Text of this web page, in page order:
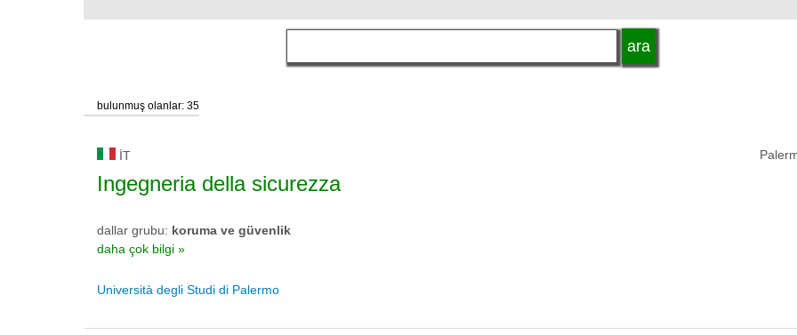
bulunmuş olanlar: 35
IT
Ingegneria della sicurezza
dallar grubu: koruma ve güvenlik
daha çok bilgi »
Università degli Studi di Palermo